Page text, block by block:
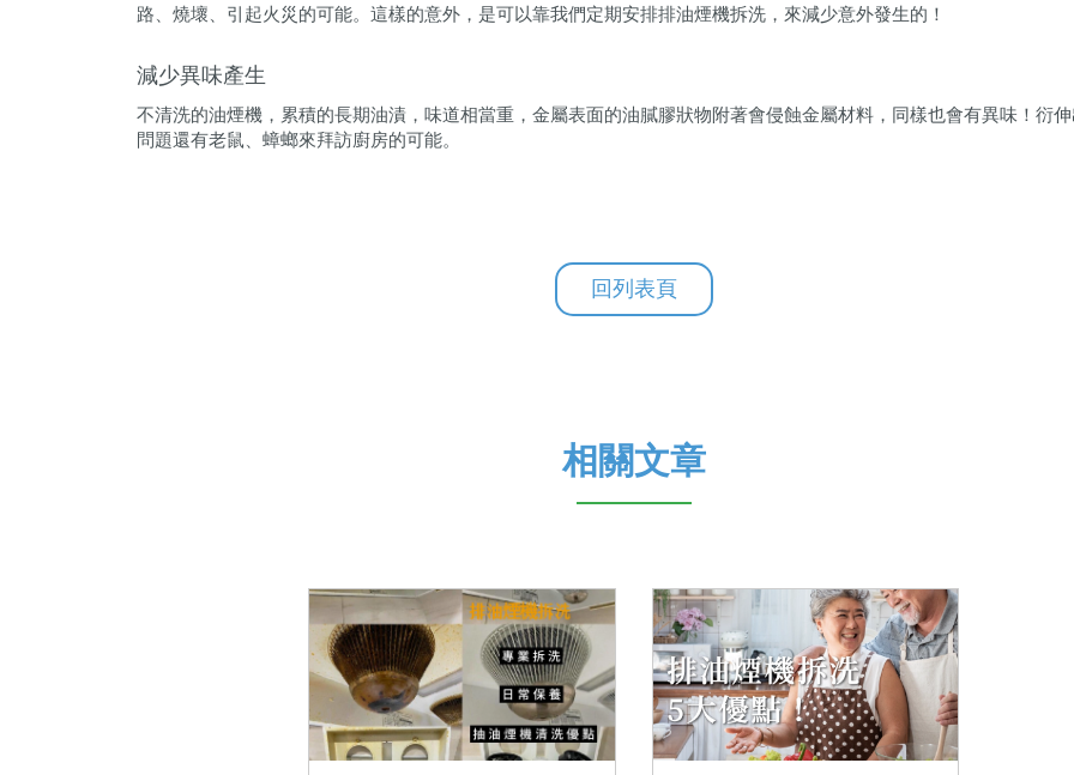
路、燒壞、引起火災的可能。這樣的意外，是可以靠我們定期安排排油煙機拆洗，來減少意外發生的！
減少異味產生
不清洗的油煙機，累積的長期油漬，味道相當重，金屬表面的油膩膠狀物附著會侵蝕金屬材料，同樣也會有異味！衍
問題還有老鼠、蟑螂來拜訪廚房的可能。
回列表頁
相關文章